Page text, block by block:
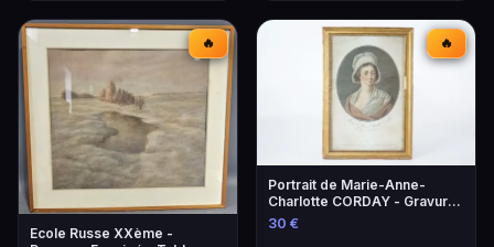
🔥
Ecole Russe XXème -
🔥
Portrait de Marie-Anne-
Charlotte CORDAY - Gravure
historique
30 €